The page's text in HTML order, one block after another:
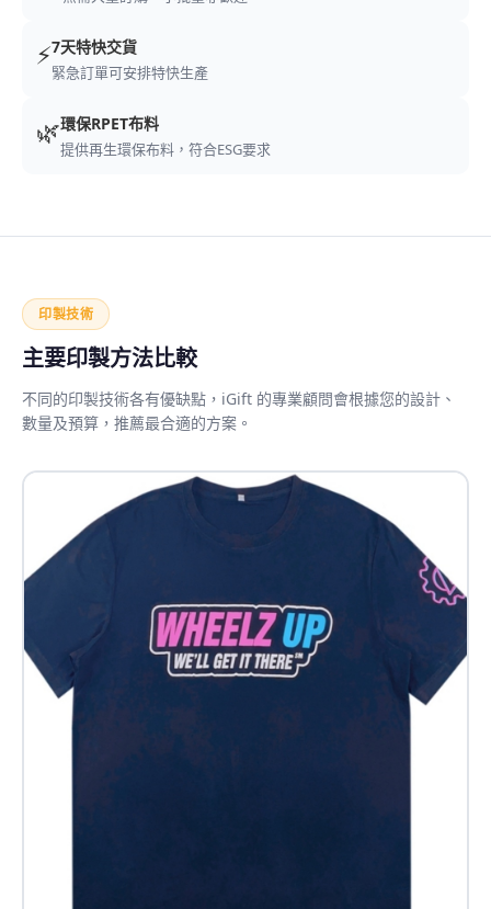
⚡7天特快交貨
緊急訂單可安排特快生產
🌿環保RPET布料
提供再生環保布料，符合ESG要求
印製技術
主要印製方法比較
不同的印製技術各有優缺點，iGift 的專業顧問會根據您的設計、
數量及預算，推薦最合適的方案。